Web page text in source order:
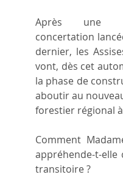
Après une
concertation
dernier, les
vont, dès cet
la phase de
aboutir au
forestier régional
Comment
appréhende-t-elle
transitoire ?